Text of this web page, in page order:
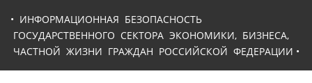
• ИНФОРМАЦИОННАЯ БЕЗОПАСНОСТЬ
ГОСУДАРСТВЕННОГО СЕКТОРА ЭКОНОМИКИ, БИЗНЕСА,
ЧАСТНОЙ ЖИЗНИ ГРАЖДАН РОССИЙСКОЙ ФЕДЕРАЦИИ •